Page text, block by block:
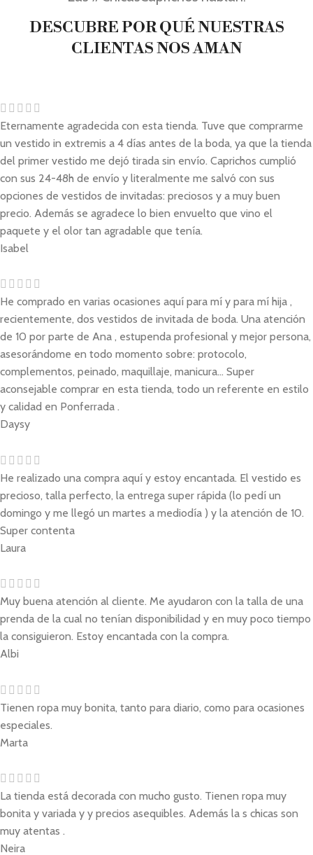
DESCUBRE POR QUÉ NUESTRAS
CLIENTAS NOS AMAN
Eternamente agradecida con esta tienda. Tuve que comprarme
un vestido in extremis a 4 días antes de la boda, ya que la tienda
del primer vestido me dejó tirada sin envío. Caprichos cumplió
con sus 24-48h de envío y literalmente me salvó con sus
opciones de vestidos de invitadas: preciosos y a muy buen
precio. Además se agradece lo bien envuelto que vino el
paquete y el olor tan agradable que tenía.
Isabel
He comprado en varias ocasiones aquí para mí y para mí hija ,
recientemente, dos vestidos de invitada de boda. Una atención
de 10 por parte de Ana , estupenda profesional y mejor persona,
asesorándome en todo momento sobre: protocolo,
complementos, peinado, maquillaje, manicura... Super
aconsejable comprar en esta tienda, todo un referente en estilo
y calidad en Ponferrada .
Daysy
He realizado una compra aquí y estoy encantada. El vestido es
precioso, talla perfecto, la entrega super rápida (lo pedí un
domingo y me llegó un martes a mediodía ) y la atención de 10.
Super contenta
Laura
Muy buena atención al cliente. Me ayudaron con la talla de una
prenda de la cual no tenían disponibilidad y en muy poco tiempo
la consiguieron. Estoy encantada con la compra.
Albi
Tienen ropa muy bonita, tanto para diario, como para ocasiones
especiales.
Marta
La tienda está decorada con mucho gusto. Tienen ropa muy
bonita y variada y y precios asequibles. Además la s chicas son
muy atentas .
Neira